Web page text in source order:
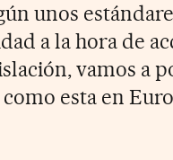
unos
a la hora de
vamos a
esta en